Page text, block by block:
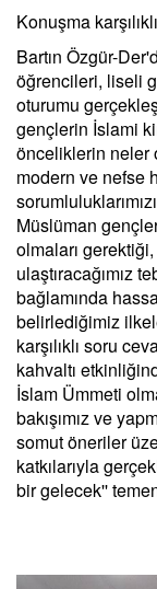
Konuşma
Bartın Özgür-
öğrencileri, liseli
oturumu
gençlerin İslami
önceliklerin neler
modern ve nefse
Müslüman
olmaları
ulaştıracağımız
bağlamında
belirlediğimiz
karşılıklı soru
kahvaltı
İslam Ümmeti
bakışımız ve
somut öneriler
katkılarıyla
bir gelecek''